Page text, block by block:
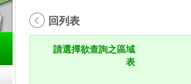
回列表
請選擇欲查詢之區域
表